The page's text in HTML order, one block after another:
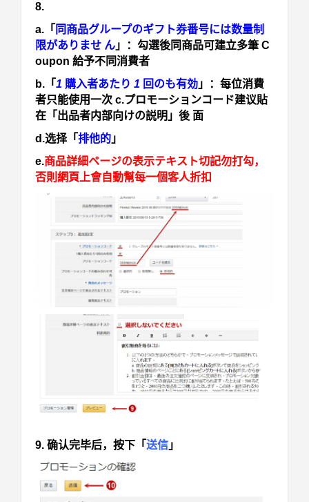
8.
a.「 同商品グループのギフト券番号には数量制
限がありませ ん 」
：勾選後同商品可建立多筆 C
oupon 給予不同消費者
b.「1 購入者あたり 1 回のも有効 」：每位消費
者只能使用一次 c.プロモーションコード建议貼
在「 出品者内部向けの説明 」後 面
d.选择「排他的 」
e.商品詳細ページの表示テキスト切記勿打勾，
否則網頁上會自動幫每一個客人折扣
9. 确认完毕后，按下「送信 」